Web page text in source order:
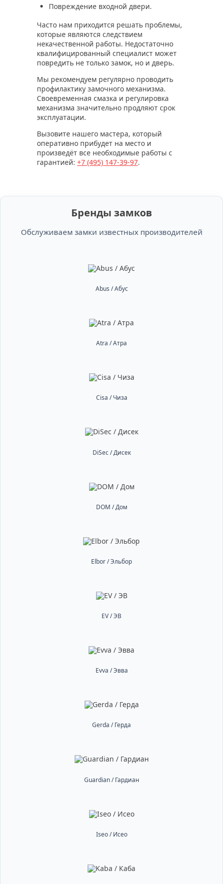
Повреждение входной двери.
Часто нам приходится решать проблемы,
которые являются следствием
некачественной работы. Недостаточно
квалифицированный специалист может
повредить не только замок, но и дверь.
Мы рекомендуем регулярно проводить
профилактику замочного механизма.
Своевременная смазка и регулировка
механизма значительно продляют срок
эксплуатации.
Вызовите нашего мастера, который
оперативно прибудет на место и
произведёт все необходимые работы с
гарантией: +7 (495) 147-39-97.
Бренды замков
Обслуживаем замки известных производителей
Abus / Абус
Atra / Атра
Cisa / Чиза
DiSec / Дисек
DOM / Дом
Elbor / Эльбор
EV / ЭВ
Evva / Эвва
Gerda / Герда
Guardian / Гардиан
Iseo / Исео